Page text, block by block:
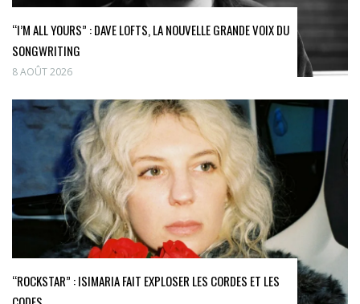
“I’M ALL YOURS” : DAVE LOFTS, LA NOUVELLE GRANDE VOIX DU
SONGWRITING
8 AOÛT 2026
“ROCKSTAR” : ISIMARIA FAIT EXPLOSER LES CORDES ET LES